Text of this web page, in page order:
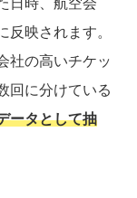
日時、航空会
映されます。
社の高いチケッ
回に分けている
ータとして抽